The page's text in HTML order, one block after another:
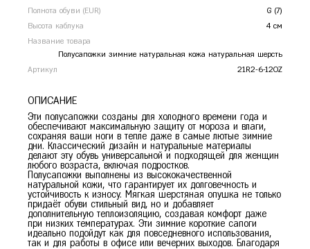
Челябинск
Чита
Ярославль
ОПИСАНИЕ
Эти полусапожки созданы для холодного времени года и
обеспечивают максимальную защиту от мороза и влаги,
сохраняя ваши ноги в тепле даже в самые лютые зимние
дни. Классический дизайн и натуральные материалы
делают эту обувь универсальной и подходящей для женщин
любого возраста, включая подростков.
Полусапожки выполнены из высококачественной
натуральной кожи, что гарантирует их долговечность и
устойчивость к износу. Мягкая шерстяная опушка не только
придаёт обуви стильный вид, но и добавляет
дополнительную теплоизоляцию, создавая комфорт даже
при низких температурах. Эти зимние короткие сапоги
идеально подойдут как для повседневного использования,
так и для работы в офисе или вечерних выходов. Благодаря
Полнота обуви (EUR)
G (7)
Высота каблука
4 см
Название товара
Полусапожки зимние натуральная кожа натуральная шерсть
Артикул
21R2-6-120Z
36 37 38 39 40